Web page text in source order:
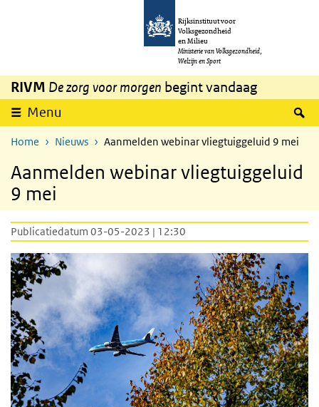
Overslaan en naar de inhoud gaan
Rijksinstituut voor
Volksgezondheid
en Milieu
Ministerie van Volksgezondheid,
Welzijn en Sport
RIVM De zorg voor morgen begint vandaag
Menu
Home Nieuws Aanmelden webinar vliegtuiggeluid 9 mei
Aanmelden webinar vliegtuiggeluid
9 mei
Publicatiedatum 03-05-2023 | 12:30